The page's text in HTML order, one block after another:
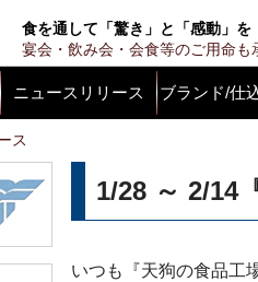
テンアライド
食を通して「驚き」と「感動」を
宴会・飲み会・会食等のご用命も
ニュースリリース ブランド/仕
ス
1/28 ～ 2/14
いつも『天狗の食品工